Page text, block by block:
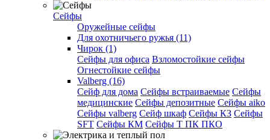
Сейфы
Оружейные сейфы
Для охотничьего ружья (11)
Чирок (1)
Сейфы для офиса Взломостойкие сейфы
Огнестойкие сейфы
Valberg (16)
Cейф для дома Сейфы встраиваемые Сейфы
медицинские Сейфы депозитные Сейфы aiko
Сейфы valberg Сейф шкаф Сейфы КЗ Сейфы
SFT Сейфы КМ Сейфы Т ПК ПКО